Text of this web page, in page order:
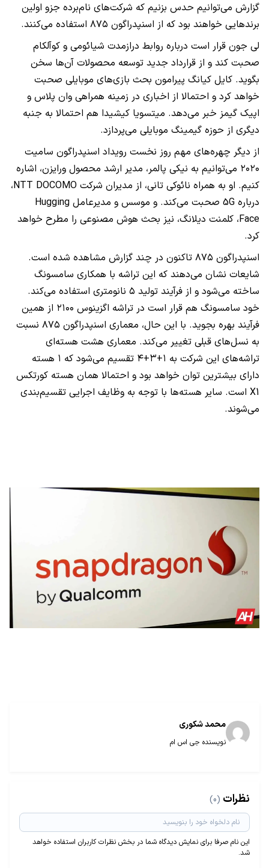
گزارش می‌توانیم حدس بزنیم که شرکت‌های نام‌برده جزو اولین
برندهایی خواهند بود که از اسنپدراگون ۸۷۵ استفاده می‌کنند.
لی جون قرار است درباره روابط درازمدت شیائومی و کوآلکام
صحبت کند و از قرارداد جدید توسعه محصولات آن‌ها سخن
بگوید. کایل کیانگ پیرامون بحث بازی‌های موبایلی صحبت
خواهد کرد و احتمالا از اخباری در زمینه همراهی وان پلاس و
اپیک گیمز خبر می‌دهد. میتسویا کیشیدا هم احتمالا به جنبه
دیگری از حوزه گیمینگ موبایلی می‌پردازد.
از دیگر چهره‌های مهم روز نخست رویداد اسنپدراگون سامیت
۲۰۲۰ می‌توانیم به نیکی پالمر، مدیر ارشد محصول ورایزن، اشاره
کنیم. او به همراه نائوکی تانی، از مدیران شرکت NTT DOCOMO،
درباره 5G صحبت می‌کند. و موسس و مدیرعامل Hugging
Face، کلمنت دیلانگ، نیز بحث هوش مصنوعی را مطرح خواهد
کرد.
اسنپدراگون ۸۷۵ تاکنون در چند گزارش مشاهده شده است.
شایعات نشان می‌دهند که این تراشه با همکاری سامسونگ
ساخته می‌شود و از فرآیند تولید ۵ نانومتری استفاده می‌کند.
خود سامسونگ هم قرار است در تراشه اگزینوس ۲۱۰۰ از همین
فرآیند بهره بجوید. با این حال، معماری اسنپدراگون ۸۷۵ نسبت
به نسل‌های قبلی تغییر می‌کند. معماری هشت هسته‌ای
تراشه‌های این شرکت به ۱+۳+۴ تقسیم می‌شود که ۱ هسته
دارای بیشترین توان خواهد بود و احتمالا همان هسته کورتکس
X1 است. سایر هسته‌ها با توجه به وظایف اجرایی تقسیم‌بندی
می‌شوند.
محمد شکوری
نویسنده جی اس ام
نظرات (0)
این نام صرفا برای نمایش دیدگاه شما در بخش نظرات کاربران استفاده خواهد
شد.